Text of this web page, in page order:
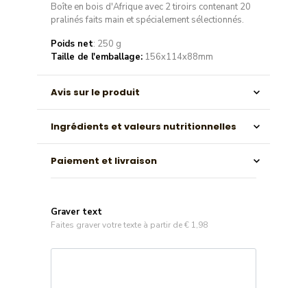
Boîte en bois d'Afrique avec 2 tiroirs contenant 20
pralinés faits main et spécialement sélectionnés.
Poids net: 250 g
Taille de l'emballage: 156x114x88mm
Avis sur le produit
Ingrédients et valeurs nutritionnelles
Paiement et livraison
Graver text
Faites graver votre texte à partir de€ 1,98